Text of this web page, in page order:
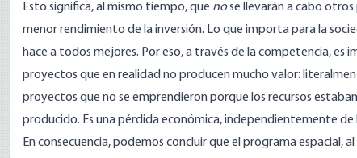
Esto significa, al mismo tiempo, que nose llevarán a cabo otros
menor rendimiento de la inversión. Lo que importa para la
hace a todos mejores. Por eso, a través de la competencia,
proyectos que en realidad no producen mucho valor:
proyectos que no se emprendieron porque los recursos
producido. Es una pérdida económica, independientemente de
En consecuencia, podemos concluir que el programa espacial,